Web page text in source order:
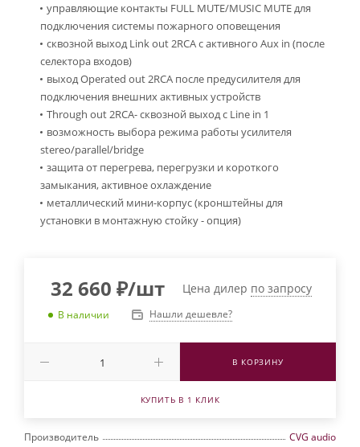
управляющие контакты FULL MUTE/MUSIC MUTE для
подключения системы пожарного оповещения
сквозной выход Link out 2RCA с активного Аux in (после
селектора входов)
выход Operated out 2RCA после предусилителя для
подключения внешних активных устройств
Through out 2RCA- сквозной выход с Line in 1
возможность выбора режима работы усилителя
stereo/parallel/bridge
защита от перегрева, перегрузки и короткого
замыкания, активное охлаждение
металлический мини-корпус (кронштейны для
установки в монтажную стойку - опция)
32 660 ₽/шт Цена дилер по запросу
В наличии Нашли дешевле?
В КОРЗИНУ
КУПИТЬ В 1 КЛИК
Производитель
CVG audio